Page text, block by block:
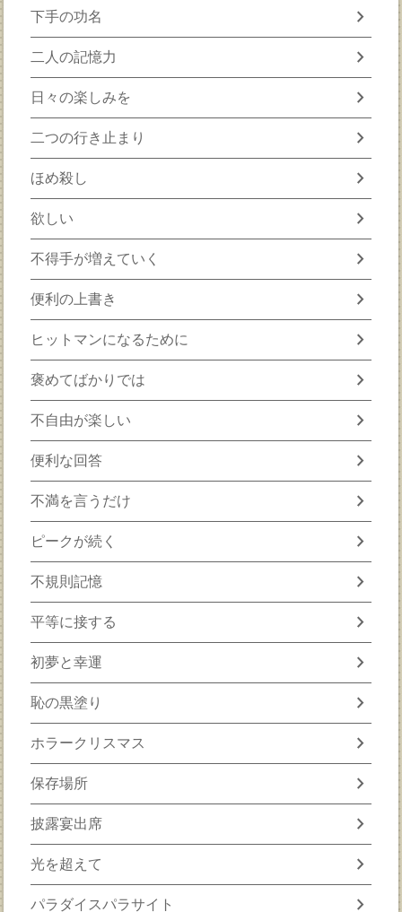
下手の功名 chevron_right
二人の記憶力 chevron_right
日々の楽しみを chevron_right
二つの行き止まり chevron_right
ほめ殺し chevron_right
欲しい chevron_right
不得手が増えていく chevron_right
便利の上書き chevron_right
ヒットマンになるために chevron_right
褒めてばかりでは chevron_right
不自由が楽しい chevron_right
便利な回答 chevron_right
不満を言うだけ chevron_right
ピークが続く chevron_right
不規則記憶 chevron_right
平等に接する chevron_right
初夢と幸運 chevron_right
恥の黒塗り chevron_right
ホラークリスマス chevron_right
保存場所 chevron_right
披露宴出席 chevron_right
光を超えて chevron_right
パラダイスパラサイト chevron_right